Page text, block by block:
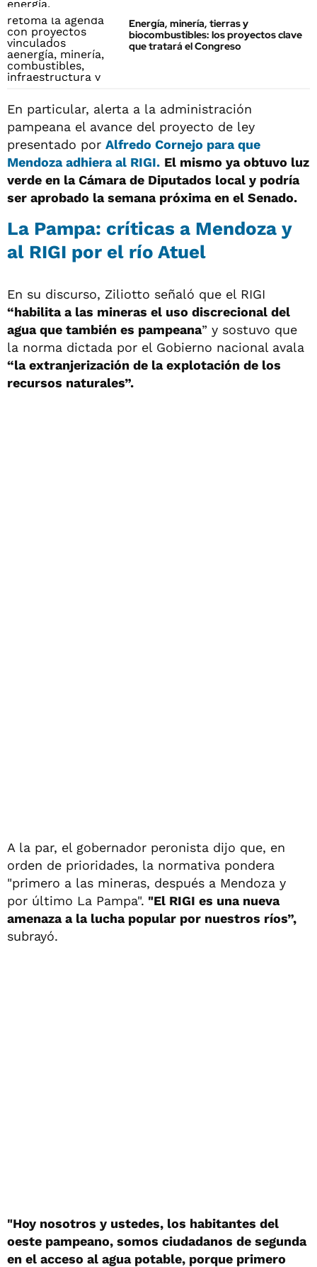
Energía, minería, tierras y
biocombustibles: los proyectos clave
que tratará el Congreso
En particular, alerta a la administración
pampeana el avance del proyecto de ley
presentado por Alfredo Cornejo para que
Mendozaadhiera al RIGI. El mismo ya obtuvo luz
verde en la Cámara de Diputados local y podría
ser aprobado la semana próxima en el Senado.
La Pampa: críticas a Mendoza y
al RIGI por el río Atuel
En su discurso, Ziliotto señaló que el RIGI
“habilita a las mineras el uso discrecional del
agua que también es pampeana” y sostuvo que
la norma dictada por el Gobierno nacional avala
“la extranjerización de la explotación de los
recursos naturales”.
A la par, el gobernador peronista dijo que, en
orden de prioridades, la normativa pondera
"primero a las mineras, después a Mendoza y
por último La Pampa". "El RIGI es una nueva
amenaza a la lucha popular por nuestros ríos”,
subrayó.
"Hoy nosotros y ustedes, los habitantes del
oeste pampeano, somos ciudadanos de segunda
en el acceso al agua potable, porque primero